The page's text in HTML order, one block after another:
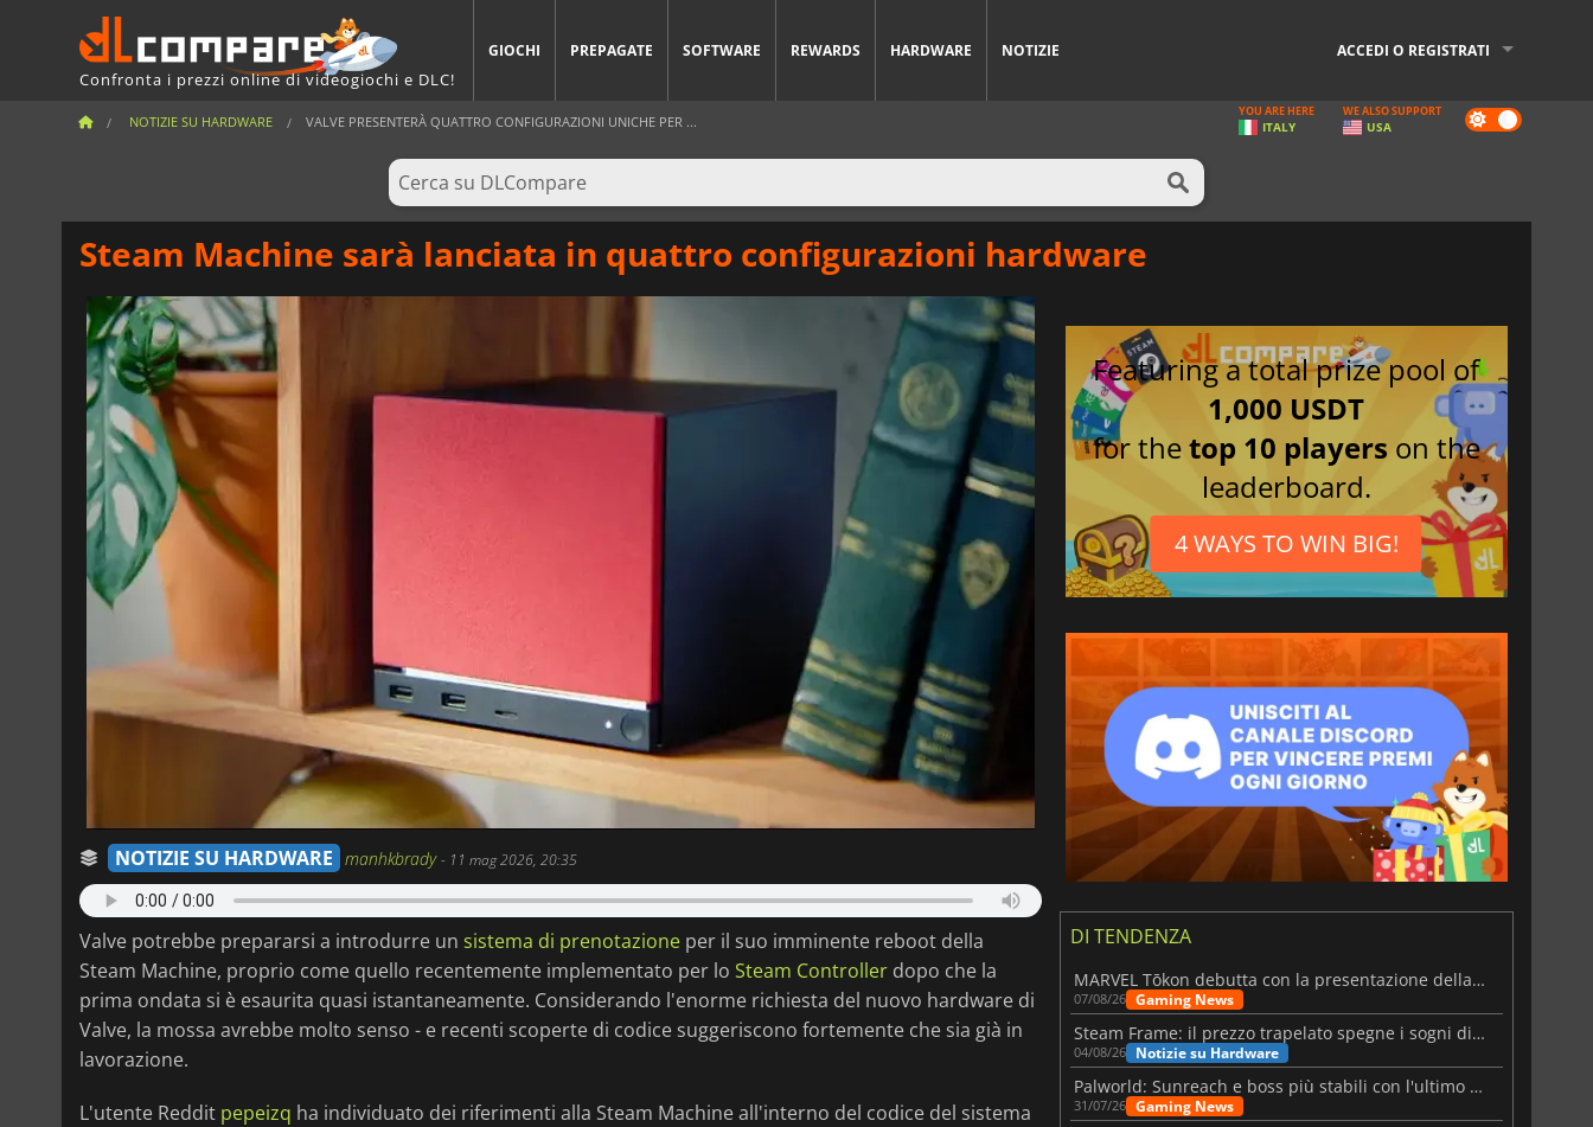
Confronta i prezzi online di videogiochi e DLC!
GIOCHI PREPAGATE SOFTWARE REWARDS HARDWARE NOTIZIE ACCEDI O REGISTRATI
NOTIZIE SU HARDWARE VALVE PRESENTERÀ QUATTRO CONFIGURAZIONI UNICHE PER ... Dark
mode
YOU ARE HERE
ITALY
WE ALSO SUPPORT
USA
Steam Machine sarà lanciata in quattro configurazioni hardware
NOTIZIE SU HARDWARE manhkbrady- 11 mag 2026, 20:35
Valve potrebbe prepararsi a introdurre un sistema di prenotazione per il suo imminente reboot della
Steam Machine, proprio come quello recentemente implementato per lo Steam Controller dopo che la
prima ondata si è esaurita quasi istantaneamente. Considerando l'enorme richiesta del nuovo hardware di
Valve, la mossa avrebbe molto senso - e recenti scoperte di codice suggeriscono fortemente che sia già in
lavorazione.
L'utente Reddit pepeizq ha individuato dei riferimenti alla Steam Machine all'interno del codice del sistema
Featuring a total prize pool of
1,000 USDT
for thetop 10 players on the
leaderboard.
4 WAYS TO WIN BIG!
DI TENDENZA
MARVEL Tōkon debutta con la presentazione della roadmap per il primo anno
07/08/26 Gaming News
Steam Frame: il prezzo trapelato spegne i sogni di un VR economico
04/08/26 Notizie su Hardware
Palworld: Sunreach e boss più stabili con l'ultimo update
31/07/26 Gaming News